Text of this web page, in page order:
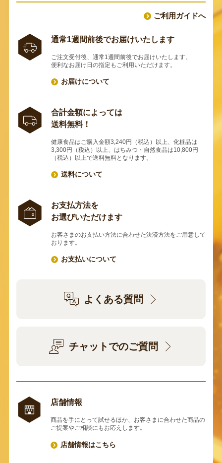
ご利用ガイドへ
通常1週間前後でお届けいたします
ご注文受付後、通常1週間前後でお届けいたします。
便利なお届け日の指定もご利用いただけます。
お届けについて
合計金額によっては
送料無料！
健康食品はご購入金額3,240円（税込）以上、化粧品は
3,300円（税込）以上、はちみつ・自然食品は10,800円
（税込）以上で送料無料となります。
送料について
お支払方法を
お選びいただけます
お客さまのお支払い方法に合わせた決済方法をご用意して
おります。
お支払いについて
よくある質問
チャットでのご質問
店舗情報
商品を手にとって試せるほか、お客さまに合わせた商品の
ご提案やご相談にもお応えします。
店舗情報はこちら